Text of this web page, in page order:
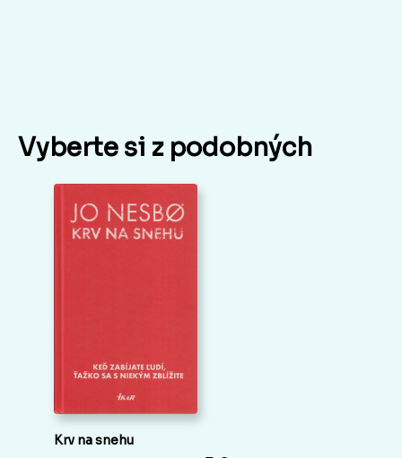
Vyberte si z podobných
Krv na snehu